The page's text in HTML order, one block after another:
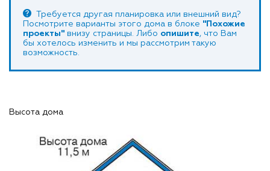
Требуется другая планировка или внешний вид?
Посмотрите варианты этого дома в блоке "Похожие
проекты" внизу страницы. Либо опишите, что Вам
бы хотелось изменить и мы рассмотрим такую
возможность.
Высота дома